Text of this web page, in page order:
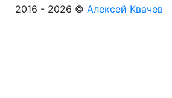
2016 - 2026 © Алексей Квачев